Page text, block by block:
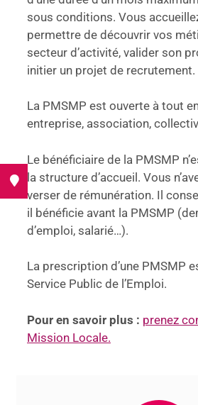
sous conditions. Vous
permettre de découvrir vos
secteur d’activité, valider son
initier un projet de recrutement.
La PMSMP est ouverte à tout
entreprise, association,
Le bénéficiaire de la PMSMP
la structure d’accueil. Vous
verser de rémunération. Il
il bénéficie avant la PMSMP
d’emploi, salarié…).
La prescription d’une PMSMP
Service Public de l’Emploi.
Pour en savoir plus : prenez
Mission Locale.